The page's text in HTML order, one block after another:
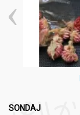
SONDAJ